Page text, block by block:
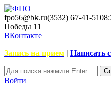
fpo56@bk.ru(3532) 67-41-51
Победы 11
ВКонтакте
Запись на прием | Написать
Войти